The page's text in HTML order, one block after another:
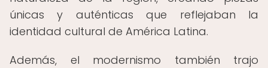
únicas y auténticas que reflejaban la
identidad cultural de América Latina.
Además, el modernismo también trajo